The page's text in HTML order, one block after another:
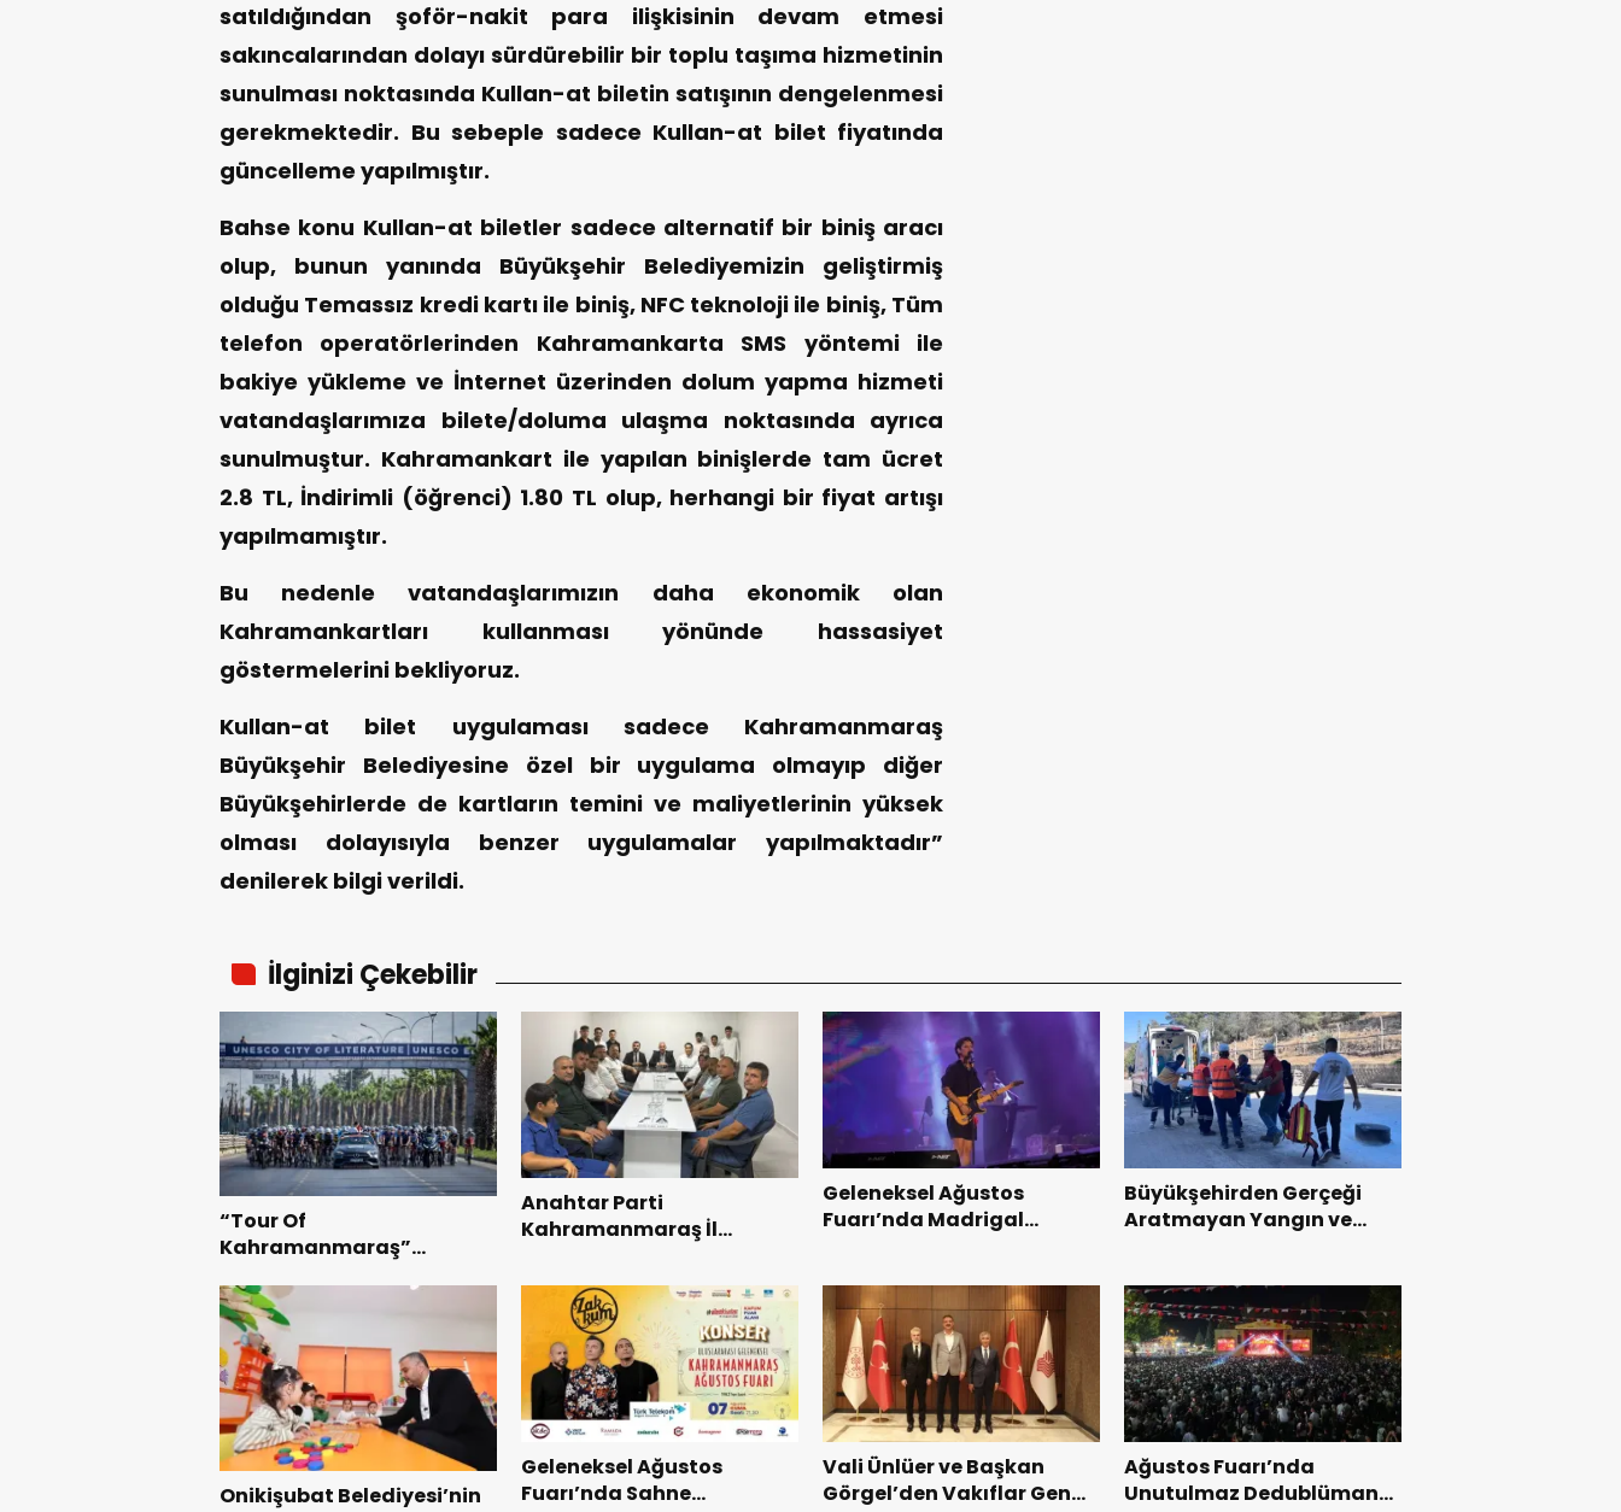
satıldığından şoför-nakit para ilişkisinin devam etmesi
sakıncalarından dolayı sürdürebilir bir toplu taşıma hizmetinin
sunulması noktasında Kullan-at biletin satışının dengelenmesi
gerekmektedir. Bu sebeple sadece Kullan-at bilet fiyatında
güncelleme yapılmıştır.
Bahse konu Kullan-at biletler sadece alternatif bir biniş aracı
olup, bunun yanında Büyükşehir Belediyemizin geliştirmiş
olduğu Temassız kredi kartı ile biniş, NFC teknoloji ile biniş, Tüm
telefon operatörlerinden Kahramankarta SMS yöntemi ile
bakiye yükleme ve İnternet üzerinden dolum yapma hizmeti
vatandaşlarımıza bilete/doluma ulaşma noktasında ayrıca
sunulmuştur. Kahramankart ile yapılan binişlerde tam ücret
2.8 TL, İndirimli (öğrenci) 1.80 TL olup, herhangi bir fiyat artışı
yapılmamıştır.
Bu nedenle vatandaşlarımızın daha ekonomik olan
Kahramankartları kullanması yönünde hassasiyet
göstermelerini bekliyoruz.
Kullan-at bilet uygulaması sadece Kahramanmaraş
Büyükşehir Belediyesine özel bir uygulama olmayıp diğer
Büyükşehirlerde de kartların temini ve maliyetlerinin yüksek
olması dolayısıyla benzer uygulamalar yapılmaktadır”
denilerek bilgi verildi.
İlginizi Çekebilir
“Tour Of
Kahramanmaraş”
Turnuvası Tamamlandı.
Anahtar Parti
Kahramanmaraş İl
Teşkilatı ile buluştu.
Geleneksel Ağustos
Fuarı’nda Madrigal
Büyükşehirden Gerçeği
Aratmayan Yangın ve
Onikişubat Belediyesi’nin
Geleneksel Ağustos
Fuarı’nda Sahne
Vali Ünlüer ve Başkan
Görgel’den Vakıflar Genel
Ağustos Fuarı’nda
Unutulmaz Dedublüman